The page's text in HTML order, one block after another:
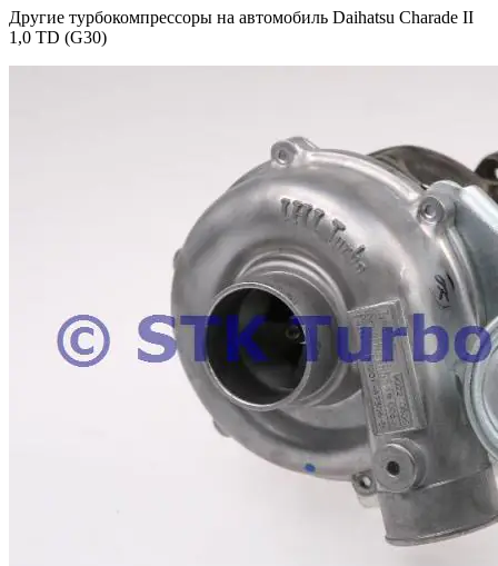
Другие турбокомпрессоры на автомобиль Daihatsu Charade II
1,0 TD (G30)